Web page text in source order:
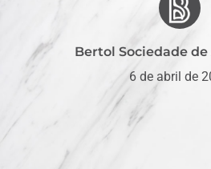
Bertol Sociedade
6 de abril de